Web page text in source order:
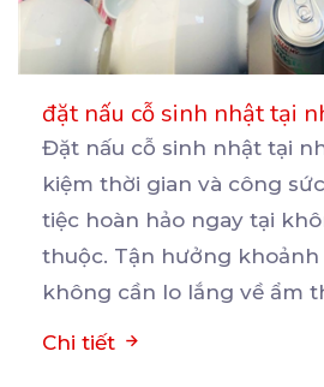
đặt nấu cỗ sinh nhật tại
Đặt nấu cỗ sinh nhật tại
kiệm thời gian và công
tiệc hoàn hảo ngay tại
thuộc. Tận hưởng khoảnh
không cần lo lắng về ẩm
Chi tiết